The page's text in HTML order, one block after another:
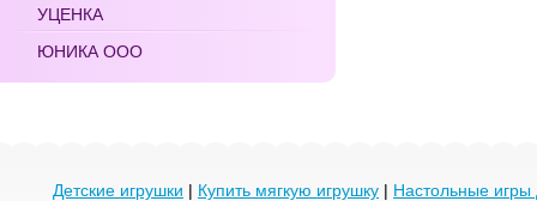
УЦЕНКА
ЮНИКА ООО
Детские игрушки | Купить мягкую игрушку | Настольные игры